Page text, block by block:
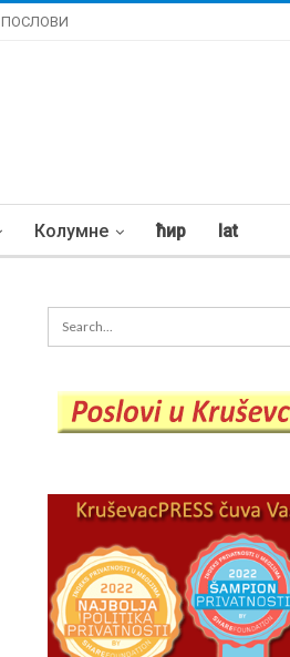
ПОСЛОВИ
Колумне ћир lat